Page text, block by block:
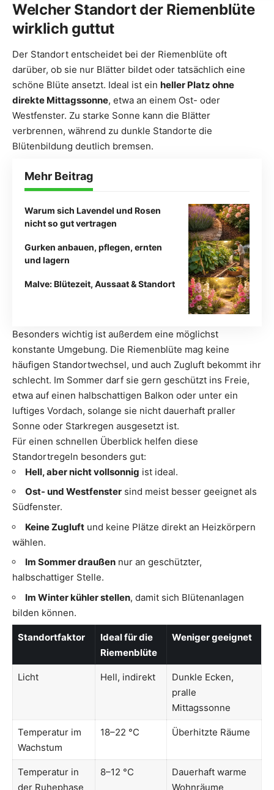
Welcher Standort der Riemenblüte
wirklich guttut
Der Standort entscheidet bei der Riemenblüte oft
darüber, ob sie nur Blätter bildet oder tatsächlich eine
schöne Blüte ansetzt. Ideal ist ein heller Platz ohne
direkte Mittagssonne, etwa an einem Ost- oder
Westfenster. Zu starke Sonne kann die Blätter
verbrennen, während zu dunkle Standorte die
Blütenbildung deutlich bremsen.
Mehr Beitrag
Warum sich Lavendel und Rosen
nicht so gut vertragen
Gurken anbauen, pflegen, ernten
und lagern
Malve: Blütezeit, Aussaat & Standort
Besonders wichtig ist außerdem eine möglichst
konstante Umgebung. Die Riemenblüte mag keine
häufigen Standortwechsel, und auch Zugluft bekommt ihr
schlecht. Im Sommer darf sie gern geschützt ins Freie,
etwa auf einen halbschattigen Balkon oder unter ein
luftiges Vordach, solange sie nicht dauerhaft praller
Sonne oder Starkregen ausgesetzt ist.
Für einen schnellen Überblick helfen diese
Standortregeln besonders gut:
Hell, aber nicht vollsonnig ist ideal.
Ost- und Westfenster sind meist besser geeignet als
Südfenster.
Keine Zugluft und keine Plätze direkt an Heizkörpern
wählen.
Im Sommer draußen nur an geschützter,
halbschattiger Stelle.
Im Winter kühler stellen, damit sich Blütenanlagen
bilden können.
Standortfaktor
Ideal für die
Riemenblüte
Weniger geeignet
Licht Hell, indirekt
Dunkle Ecken,
pralle
Mittagssonne
Temperatur im
Wachstum
18–22 °C Überhitzte Räume
Temperatur in
der Ruhephase
8–12 °C
Dauerhaft warme
Wohnräume